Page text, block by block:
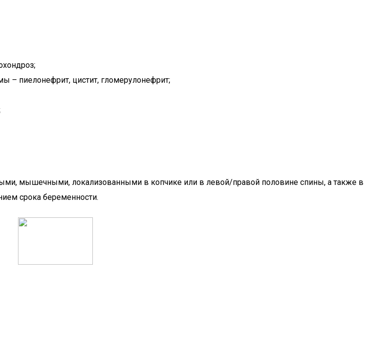
– пиелонефрит, цистит, гломерулонефрит;
мышечными, локализованными в копчике или в левой/правой половине спины, а также в
срока беременности.